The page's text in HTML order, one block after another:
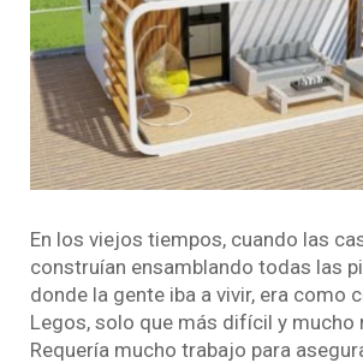
En los viejos tiempos, cuando las
construían ensamblando todas las
donde la gente iba a vivir, era como
Legos, solo que más difícil y mucho
Requería mucho trabajo para